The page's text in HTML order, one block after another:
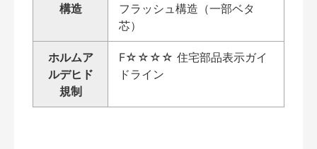
構造
フラッシュ構造（一部ベタ
芯）
ホルムア
ルデヒド
規制
F☆☆☆☆ 住宅部品表示ガイ
ドライン